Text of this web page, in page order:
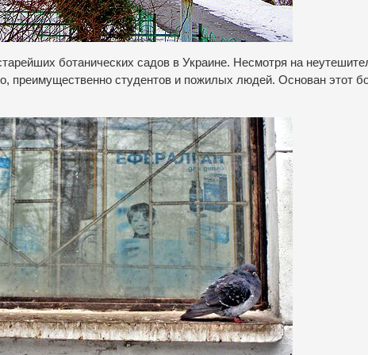
ботанических садов в Украине. Несмотря на
преимущественно студентов и пожилых людей. Основан этот